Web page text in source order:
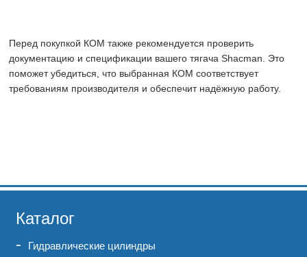
Перед покупкой КОМ также рекомендуется проверить
документацию и спецификации вашего тягача Shacman. Это
поможет убедиться, что выбранная КОМ соответствует
требованиям производителя и обеспечит надёжную работу.
Каталог
Гидравлические цилиндры